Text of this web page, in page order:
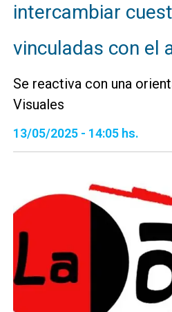
intercambiar
vinculadas con el
Se reactiva con una
Visuales
13/05/2025 - 14:05 hs.